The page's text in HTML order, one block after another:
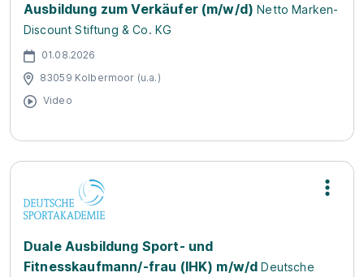
Ausbildung zum Verkäufer (m/w/d) Netto Marken-
Discount Stiftung & Co. KG
01.08.2026
83059 Kolbermoor (u.a.)
Video
Duale Ausbildung Sport- und
Fitnesskaufmann/-frau (IHK) m/w/d Deutsche